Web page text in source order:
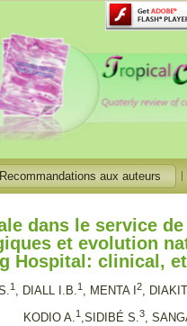
Recommandations aux auteurs
dans le service
et evolution
Hospital: clinical,
1 , DIALL I.B.1 , MENTA I2,
KODIO A.1 ,SIDIBÉ S.3,